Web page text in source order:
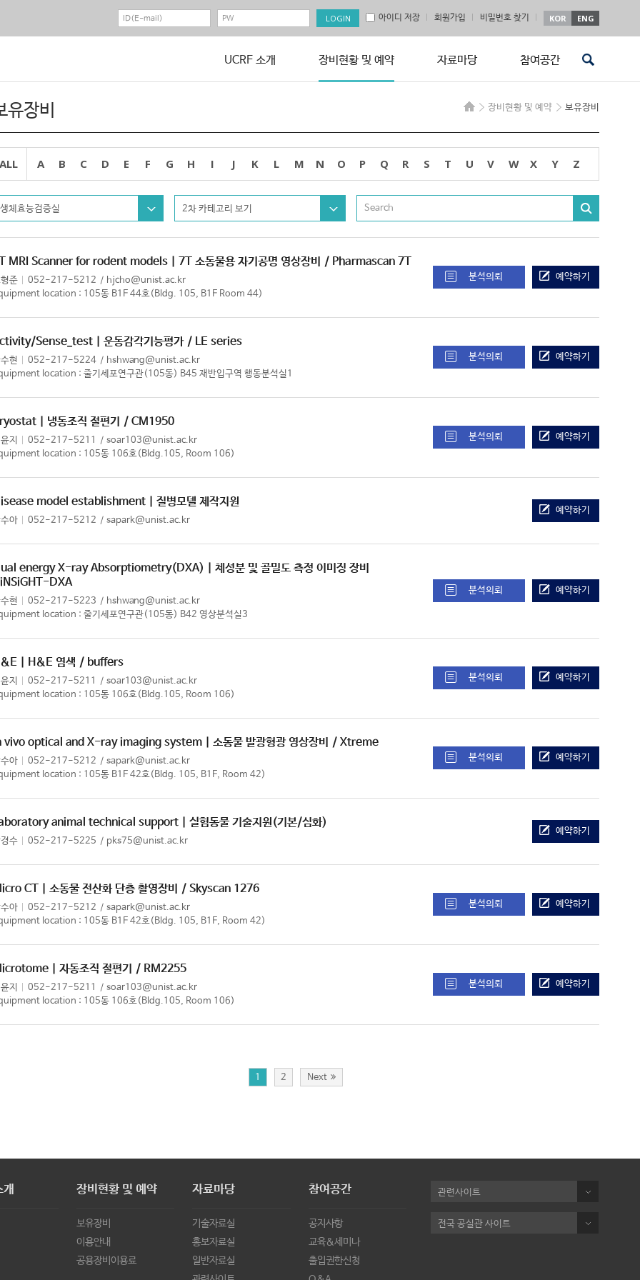
아이디 저장 회원가입 비밀번호 찾기 KOR ENG
UCRF 소개 장비현황 및 예약 자료마당 참여공간
장비현황 및 예약 보유장비
유장비
ALL A B C D E F G H I J K L M N O P Q R S T U V W X Y Z
생체효능검증실 2차 카테고리 보기
MRI Scanner for rodent models | 7T 소동물용 자기공명 영상장비 / Pharmascan 7T
준 052-217-5212
hjcho@unist.ac.kr
location : 105동 B1F 44호(Bldg. 105, B1F Room 44)
분석의뢰 예약하기
Sense_test | 운동감각기능평가 / LE series
현 052-217-5224
hshwang@unist.ac.kr
location : 줄기세포연구관(105동) B45 재반입구역 행동분석실1
분석의뢰 예약하기
| 냉동조직 절편기 / CM1950
지 052-217-5211
soar103@unist.ac.kr
location : 105동 106호(Bldg.105, Room 106)
분석의뢰 예약하기
model establishment | 질병모델 제작지원
아 052-217-5212 sapark@unist.ac.kr
예약하기
energy X-ray Absorptiometry(DXA) | 체성분 및 골밀도 측정 이미징 장비
DXA
현 052-217-5223
hshwang@unist.ac.kr
location : 줄기세포연구관(105동) B42 영상분석실3
분석의뢰 예약하기
| H&E 염색 / buffers
지 052-217-5211
soar103@unist.ac.kr
location : 105동 106호(Bldg.105, Room 106)
분석의뢰 예약하기
vivo optical and X-ray imaging system | 소동물 발광형광 영상장비 / Xtreme
아 052-217-5212
sapark@unist.ac.kr
location : 105동 B1F 42호(Bldg. 105, B1F, Room 42)
분석의뢰 예약하기
animal technical support | 실험동물 기술지원(기본/심화)
수 052-217-5225 pks75@unist.ac.kr
예약하기
CT | 소동물 전산화 단층 촬영장비 / Skyscan 1276
아 052-217-5212
sapark@unist.ac.kr
location : 105동 B1F 42호(Bldg. 105, B1F, Room 42)
분석의뢰 예약하기
| 자동조직 절편기 / RM2255
지 052-217-5211
soar103@unist.ac.kr
location : 105동 106호(Bldg.105, Room 106)
분석의뢰 예약하기
1 2 Next
장비현황 및 예약
보유장비
이용안내
공용장비이용료
자료마당
기술자료실
홍보자료실
일반자료실
참여공간
공지사항
교육&세미나
출입권한신청
관련사이트
전국 공실관 사이트